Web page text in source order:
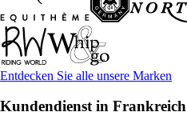
Entdecken Sie alle unsere Marken
Kundendienst in Frankreich